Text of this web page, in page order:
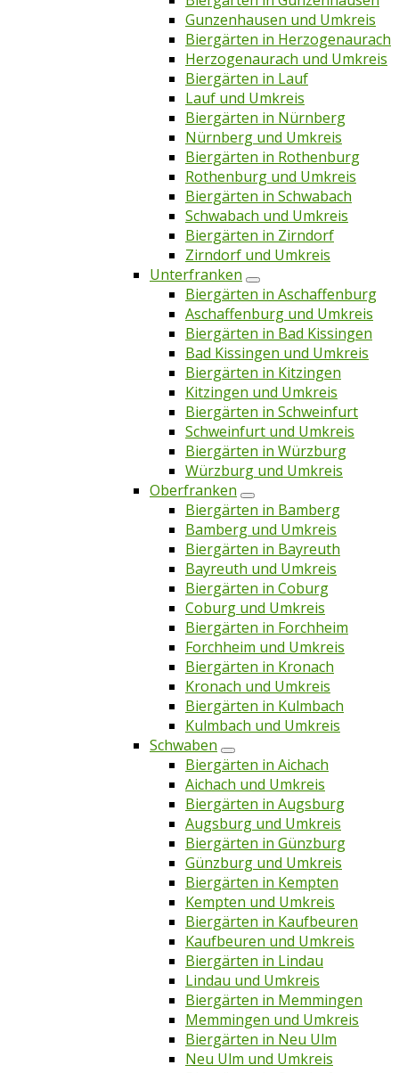
Gunzenhausen und Umkreis
Biergärten in Herzogenaurach
Herzogenaurach und Umkreis
Biergärten in Lauf
Lauf und Umkreis
Biergärten in Nürnberg
Nürnberg und Umkreis
Biergärten in Rothenburg
Rothenburg und Umkreis
Biergärten in Schwabach
Schwabach und Umkreis
Biergärten in Zirndorf
Zirndorf und Umkreis
Unterfranken
Biergärten in Aschaffenburg
Aschaffenburg und Umkreis
Biergärten in Bad Kissingen
Bad Kissingen und Umkreis
Biergärten in Kitzingen
Kitzingen und Umkreis
Biergärten in Schweinfurt
Schweinfurt und Umkreis
Biergärten in Würzburg
Würzburg und Umkreis
Oberfranken
Biergärten in Bamberg
Bamberg und Umkreis
Biergärten in Bayreuth
Bayreuth und Umkreis
Biergärten in Coburg
Coburg und Umkreis
Biergärten in Forchheim
Forchheim und Umkreis
Biergärten in Kronach
Kronach und Umkreis
Biergärten in Kulmbach
Kulmbach und Umkreis
Schwaben
Biergärten in Aichach
Aichach und Umkreis
Biergärten in Augsburg
Augsburg und Umkreis
Biergärten in Günzburg
Günzburg und Umkreis
Biergärten in Kempten
Kempten und Umkreis
Biergärten in Kaufbeuren
Kaufbeuren und Umkreis
Biergärten in Lindau
Lindau und Umkreis
Biergärten in Memmingen
Memmingen und Umkreis
Biergärten in Neu Ulm
Neu Ulm und Umkreis